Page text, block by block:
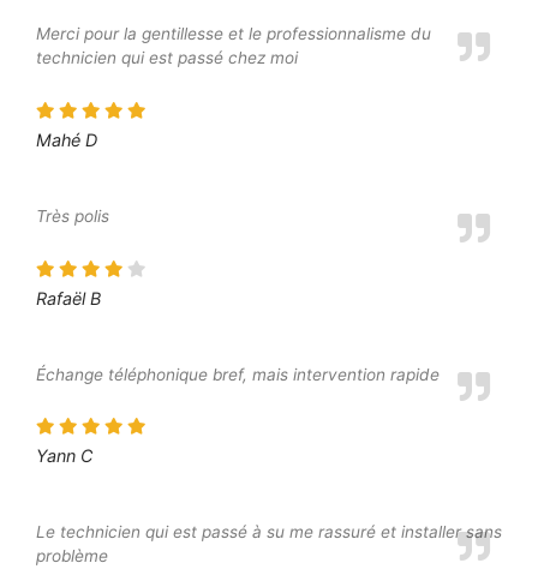
Merci pour la gentillesse et le professionnalisme du
technicien qui est passé chez moi
Mahé D
Très polis
Rafaël B
Échange téléphonique bref, mais intervention rapide
Yann C
Le technicien qui est passé à su me rassuré et installer sans
problème